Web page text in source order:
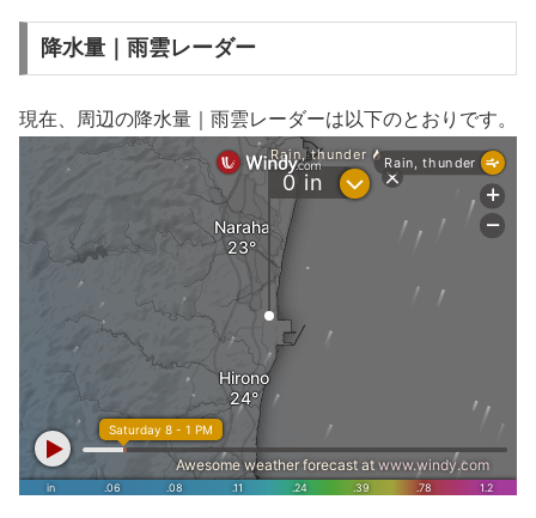
降水量｜雨雲レーダー
現在、周辺の降水量｜雨雲レーダーは以下のとおりです。